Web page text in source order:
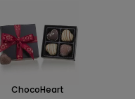
ChocoHeart